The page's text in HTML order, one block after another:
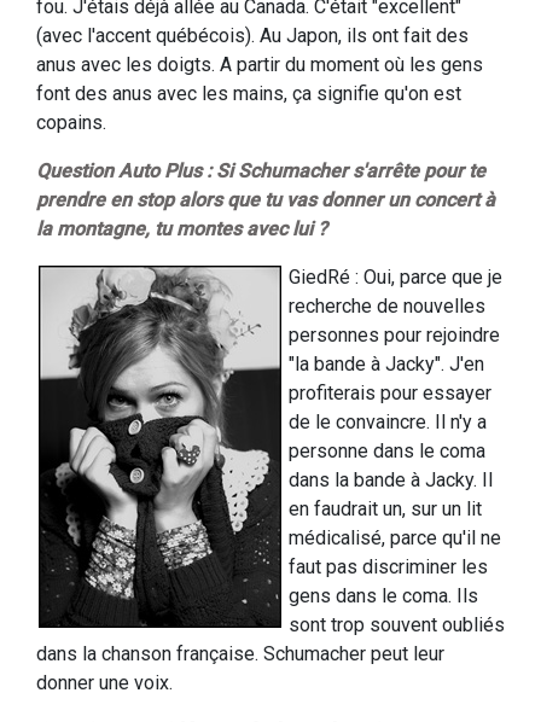
fou. J'étais déjà allée au Canada. C'était "excellent"
(avec l'accent québécois). Au Japon, ils ont fait des
anus avec les doigts. A partir du moment où les gens
font des anus avec les mains, ça signifie qu'on est
copains.
Question Auto Plus : Si Schumacher s'arrête pour te
prendre en stop alors que tu vas donner un concert à
la montagne, tu montes avec lui ?
GiedRé : Oui, parce que je
recherche de nouvelles
personnes pour rejoindre
"la bande à Jacky". J'en
profiterais pour essayer
de le convaincre. Il n'y a
personne dans le coma
dans la bande à Jacky. Il
en faudrait un, sur un lit
médicalisé, parce qu'il ne
faut pas discriminer les
gens dans le coma. Ils
sont trop souvent oubliés
dans la chanson française. Schumacher peut leur
donner une voix.